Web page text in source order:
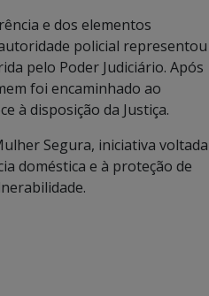
e dos elementos
policial representou
pelo Poder Judiciário. Após
foi encaminhado ao
à disposição da Justiça.
Segura, iniciativa voltada
doméstica e à proteção de